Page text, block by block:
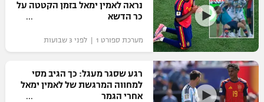
נראה לאמין ימאל בזמן הקטטה על
כר הדשא
מערכת ספורט 1 | לפני 3 שבועות
רגע שסגר מעגל: כך הגיב מסי
למחווה המרגשת של לאמין ימאל
אחרי הגמר